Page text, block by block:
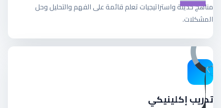
مناهج حديثة واستراتيجيات تعلم قائمة على الفهم والتحليل وحل
المشكلات.
تدريب إكلينيكي